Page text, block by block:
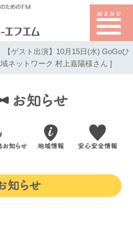
【ゲスト出演】10月15日(水) GoGoひ
ネットワーク 村上嘉陽様さん ]